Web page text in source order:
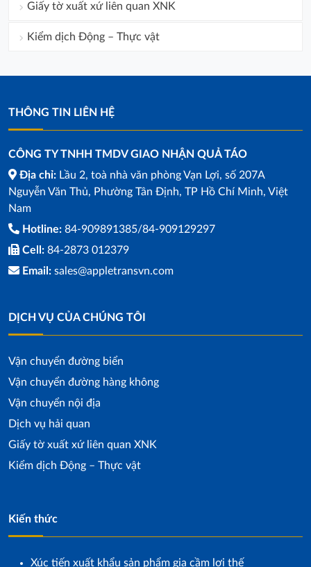
Giấy tờ xuất xứ liên quan XNK
Kiểm dịch Động – Thực vật
THÔNG TIN LIÊN HỆ
CÔNG TY TNHH TMDV GIAO NHẬN QUẢ TÁO
Địa chỉ: Lầu 2, toà nhà văn phòng Vạn Lợi, số 207A
Nguyễn Văn Thủ, Phường Tân Định, TP Hồ Chí Minh, Việt
Nam
Hotline: 84-909891385/84-909129297
Cell: 84-2873 012379
Email: sales@appletransvn.com
DỊCH VỤ CỦA CHÚNG TÔI
Vận chuyển đường biển
Vận chuyển đường hàng không
Vận chuyển nội địa
Dịch vụ hải quan
Giấy tờ xuất xứ liên quan XNK
Kiểm dịch Động – Thực vật
Kiến thức
Xúc tiến xuất khẩu sản phẩm gia cầm lợi thế